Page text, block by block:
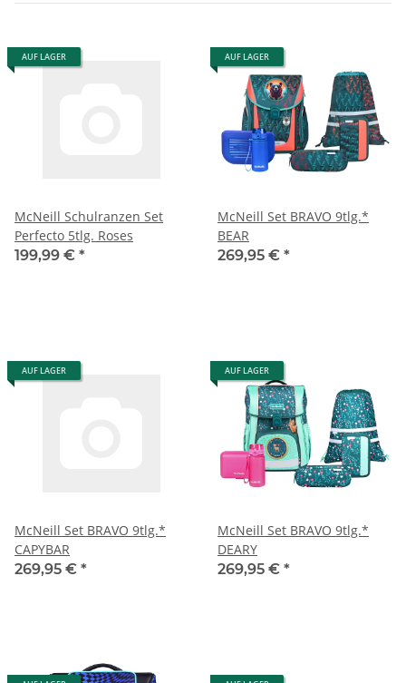
AUF LAGER
McNeill Schulranzen Set
Perfecto 5tlg. Roses
199,99 € *
AUF LAGER
McNeill Set BRAVO 9tlg.*
BEAR
269,95 € *
AUF LAGER
McNeill Set BRAVO 9tlg.*
CAPYBAR
269,95 € *
AUF LAGER
McNeill Set BRAVO 9tlg.*
DEARY
269,95 € *